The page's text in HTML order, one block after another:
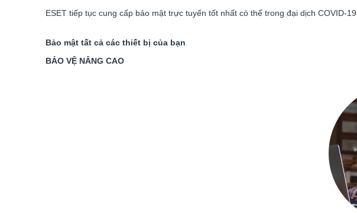
ESET tiếp tục cung cấp bảo mật trực tuyến tốt nhất có thể trong đại dịch COVID-19.
Bảo mật tất cả các thiết bị của bạn
BẢO VỆ NÂNG CAO